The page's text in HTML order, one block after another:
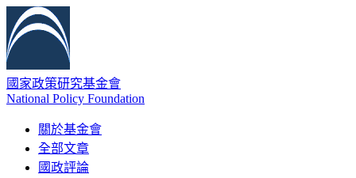
國家政策研究基金會
National Policy Foundation
關於基金會
全部文章
國政評論